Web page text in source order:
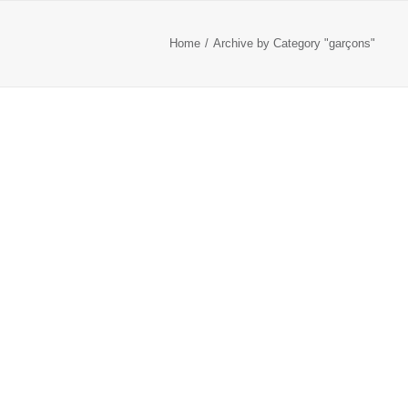
Home Archive by Category "garçons"